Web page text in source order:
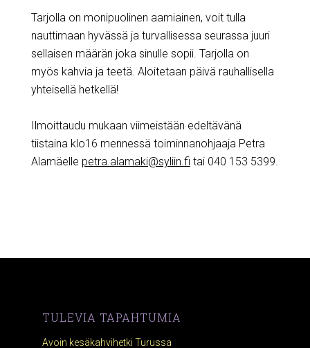
Tarjolla on monipuolinen aamiainen, voit tulla
nauttimaan hyvässä ja turvallisessa seurassa juuri
sellaisen määrän joka sinulle sopii. Tarjolla on
myös kahvia ja teetä. Aloitetaan päivä rauhallisella
yhteisellä hetkellä!
Ilmoittaudu mukaan viimeistään edeltävänä
tiistaina klo16 mennessä toiminnanohjaaja Petra
Alamäelle petra.alamaki@syliin.fi tai 040 153 5399.
TULEVIA TAPAHTUMIA
Avoin kesäkahvihetki Turussa